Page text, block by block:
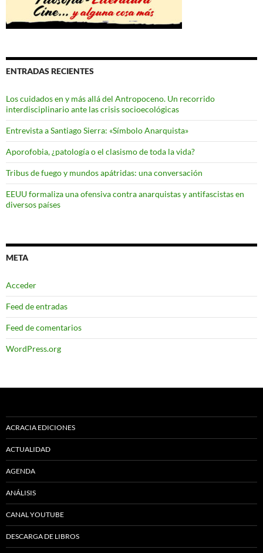
ENTRADAS RECIENTES
Los cuidados en y más allá del Antropoceno. Un recorrido
interdisciplinario ante las crisis socioecológicas
Entrevista a Santiago Sierra: «Símbolo Anarquista»
Aporofobia, ¿patología o el clasismo de toda la vida?
Tribus de fuego y mundos apátridas: una conversación
EEUU formaliza una ofensiva contra anarquistas y antifascistas en
diversos países
META
Acceder
Feed de entradas
Feed de comentarios
WordPress.org
ACRACIA EDICIONES
ACTUALIDAD
AGENDA
ANÁLISIS
CANAL YOUTUBE
DESCARGA DE LIBROS